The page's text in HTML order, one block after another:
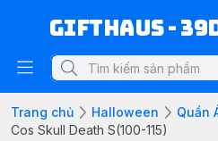
Gifthaus -
Trang chủ Halloween
Quần
Cos Skull Death S(100-115)